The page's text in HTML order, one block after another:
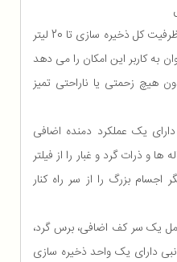
ظرفیت - کاسه گرد و غبار بزرگ که ظرفیت کل ذخیره سازی تا 20 لیتر
به کاربر این امکان را می دهد
هیچ زحمتی یا ناراحتی تمیز
یک عملکرد دمنده اضافی
ها و ذرات گرد و غبار را از فیلتر
اجسام بزرگ را از سر راه کنار
یک سر کف اضافی، برس گرد،
دارای یک واحد ذخیره سازی